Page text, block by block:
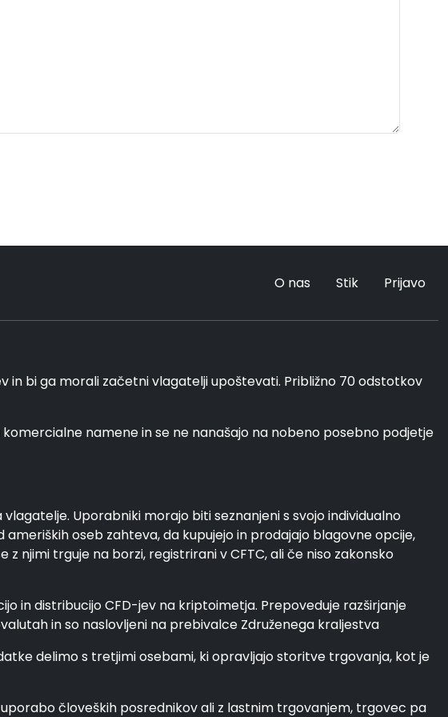
O nas Stik Prijavo
bi ga morali začetni vlagatelji upoštevati. Približno 70 odstotkov
namene in se ne nanašajo na nobeno posebno podjetje
Uporabniki morajo biti seznanjeni s svojo individualno
oseb zahteva, da kupujejo in prodajajo blagovne opcije,
njimi trguje na borzi, registrirani v CFTC, ali če niso zakonsko
in distribucijo CFD-jev na kriptoimetja. Prepoveduje razširjanje
in so naslovljeni na prebivalce Združenega kraljestva
delimo s tretjimi osebami, ki opravljajo storitve trgovanja, kot je
človeških posrednikov ali z lastnim trgovanjem, trgovec pa